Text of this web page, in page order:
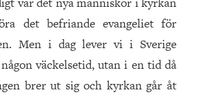
det befriande evangeliet för
Men i dag lever vi i Sverige
väckelsetid, utan i en tid då
brer ut sig och kyrkan går åt